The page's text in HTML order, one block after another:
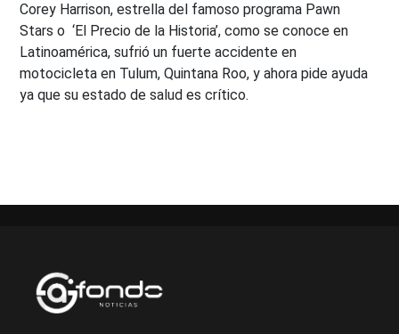
Corey Harrison, estrella del famoso programa Pawn
Stars o ‘El Precio de la Historia’, como se conoce en
Latinoamérica, sufrió un fuerte accidente en
motocicleta en Tulum, Quintana Roo, y ahora pide ayuda
ya que su estado de salud es crítico.